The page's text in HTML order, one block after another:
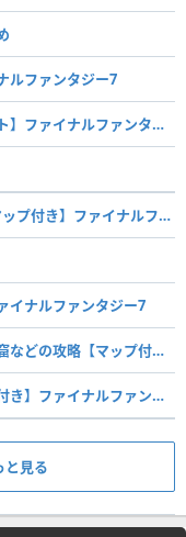
ルファンタジー7
海チョコボの作り方【最短入手チャート】ファイナルファンタジー7
ディスク2のストーリー攻略まとめ【マップ付き】ファイナルファンタジー7
イナルファンタジー7
その他の探索ポイント｜マテリアの洞窟などの攻略【マップ付き】ファイナルファンタジー7
海底魔晄炉｜ストーリー攻略【マップ付き】ファイナルファンタジー7
と見る